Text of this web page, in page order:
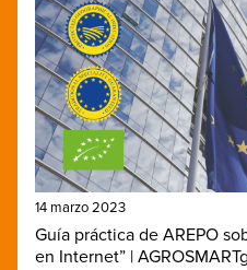
14 marzo 2023
Guía práctica de AREPO
en Internet” |